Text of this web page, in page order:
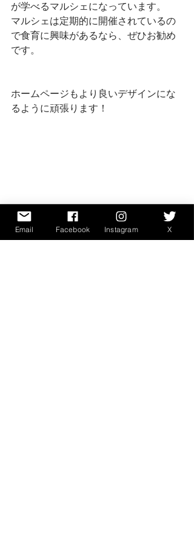
が学べるマルシェになっています。
マルシェは定期的に開催されているの
で食育に興味があるなら、ぜひお勧め
です。
ホームページもより良いデザインにな
るように頑張ります！
Email Facebook Instagram X